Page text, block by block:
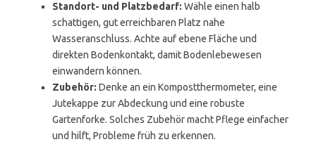
Standort- und Platzbedarf: Wähle einen halb
schattigen, gut erreichbaren Platz nahe
Wasseranschluss. Achte auf ebene Fläche und
direkten Bodenkontakt, damit Bodenlebewesen
einwandern können.
Zubehör: Denke an ein Kompostthermometer, eine
Jutekappe zur Abdeckung und eine robuste
Gartenforke. Solches Zubehör macht Pflege einfacher
und hilft, Probleme früh zu erkennen.